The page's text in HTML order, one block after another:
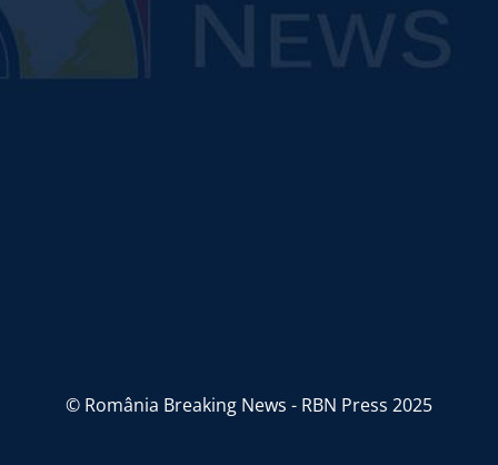
© România Breaking News - RBN Press 2025